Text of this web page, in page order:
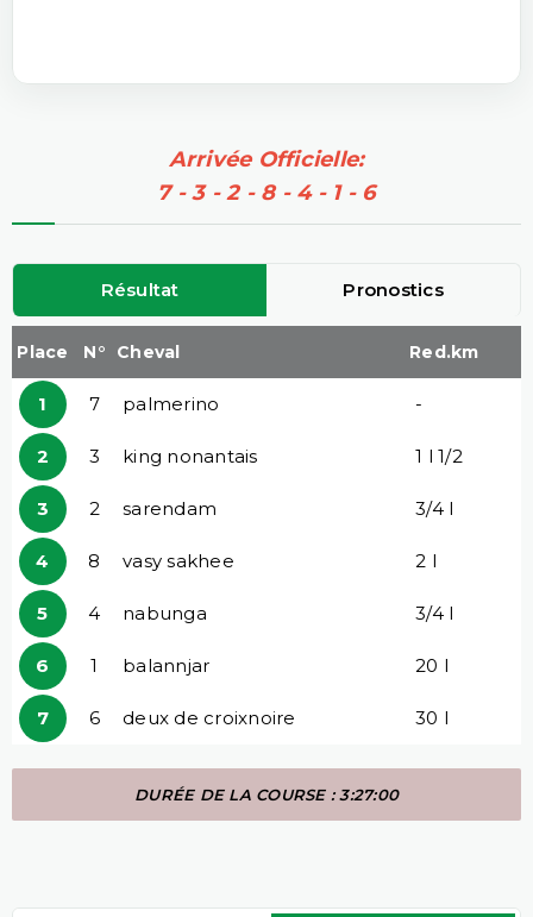
Arrivée Officielle:
7 - 3 - 2 - 8 - 4 - 1 - 6
Résultat Pronostics
Place N° Cheval Red.km
1 7 palmerino -
2 3 king nonantais 1 l 1/2
3 2 sarendam 3/4 l
4 8 vasy sakhee 2 l
5 4 nabunga 3/4 l
6 1 balannjar 20 l
7 6 deux de croixnoire 30 l
DURÉE DE LA COURSE : 3:27:00